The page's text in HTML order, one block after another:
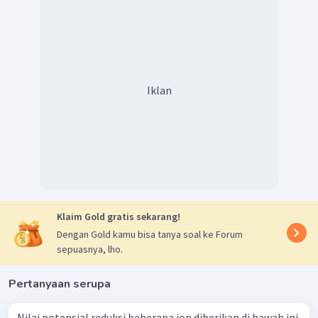
Iklan
Klaim Gold gratis sekarang!
Dengan Gold kamu bisa tanya soal ke Forum
sepuasnya, lho.
Pertanyaan serupa